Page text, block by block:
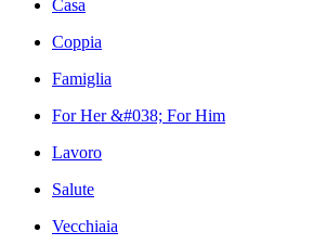
Casa
Coppia
Famiglia
For Her &#038; For Him
Lavoro
Salute
Vecchiaia